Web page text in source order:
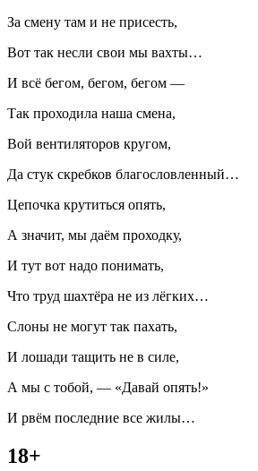
За смену там и не присесть,
Вот так несли свои мы вахты…
И всё бегом, бегом, бегом —
Так проходила наша смена,
Вой вентиляторов кругом,
Да стук скребков благословленный…
Цепочка крутиться опять,
А значит, мы даём проходку,
И тут вот надо понимать,
Что труд шахтёра не из лёгких…
Слоны не могут так пахать,
И лошади тащить не в силе,
А мы с тобой, — «Давай опять!»
И рвём последние все жилы…
18+